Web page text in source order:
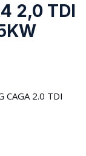
2,0 TDI
CAGA 2.0 TDI